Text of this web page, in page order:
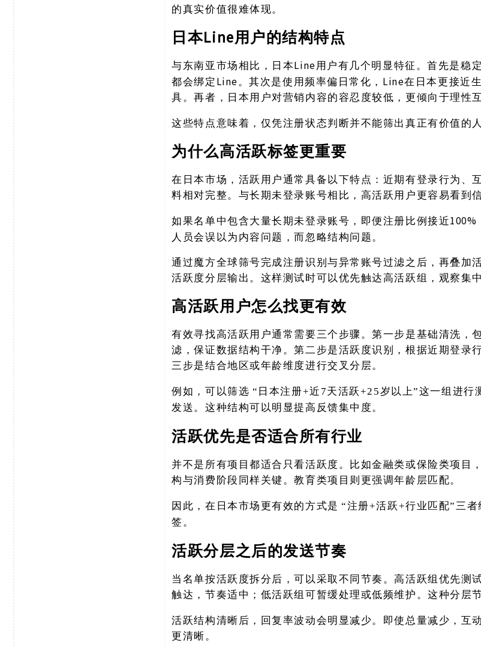
的真实价值很难体现。
日本Line用户的结构特点
与东南亚市场相比，日本Line用户有几个明显特征。首先是稳
都会绑定Line。其次是使用频率偏日常化，Line在日本更接近
具。再者，日本用户对营销内容的容忍度较低，更倾向于理性互
这些特点意味着，仅凭注册状态判断并不能筛出真正有价值的
为什么高活跃标签更重要
在日本市场，活跃用户通常具备以下特点：近期有登录行为、
料相对完整。与长期未登录账号相比，高活跃用户更容易看到
如果名单中包含大量长期未登录账号，即便注册比例接近
人员会误以为内容问题，而忽略结构问题。
通过魔方全球筛号完成注册识别与异常账号过滤之后，再叠加
活跃度分层输出。这样测试时可以优先触达高活跃组，观察集中
高活跃用户怎么找更有效
有效寻找高活跃用户通常需要三个步骤。第一步是基础清洗，
滤，保证数据结构干净。第二步是活跃度识别，根据近期登录
三步是结合地区或年龄维度进行交叉分层。
例如，可以筛选 “日本注册+近7天活跃+25岁以上”这一组进行
发送。这种结构可以明显提高反馈集中度。
活跃优先是否适合所有行业
并不是所有项目都适合只看活跃度。比如金融类或保险类项目
构与消费阶段同样关键。教育类项目则更强调年龄层匹配。
因此，在日本市场更有效的方式是 “注册+活跃+行业匹配”三
签。
活跃分层之后的发送节奏
当名单按活跃度拆分后，可以采取不同节奏。高活跃组优先测
触达，节奏适中；低活跃组可暂缓处理或低频维护。这种分层
活跃结构清晰后，回复率波动会明显减少。即使总量减少，互
更清晰。